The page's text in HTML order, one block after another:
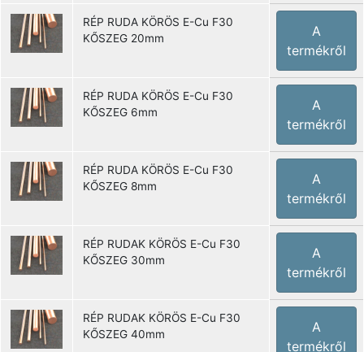
RÉP RUDA KÖRÖS E-Cu F30
KŐSZEG 20mm
A
termékről
RÉP RUDA KÖRÖS E-Cu F30
KŐSZEG 6mm
A
termékről
RÉP RUDA KÖRÖS E-Cu F30
KŐSZEG 8mm
A
termékről
RÉP RUDAK KÖRÖS E-Cu F30
KŐSZEG 30mm
A
termékről
RÉP RUDAK KÖRÖS E-Cu F30
KŐSZEG 40mm
A
termékről